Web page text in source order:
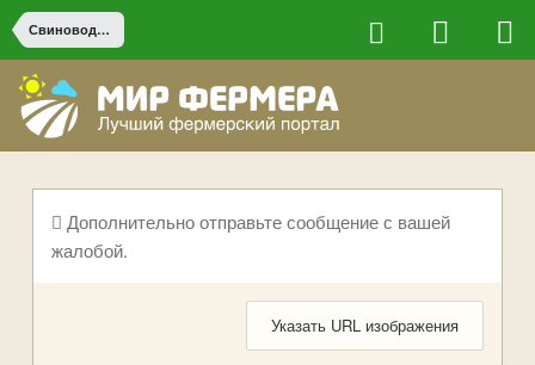
Свиноводство
Дополнительно отправьте сообщение с вашей
жалобой.
Указать URL изображения